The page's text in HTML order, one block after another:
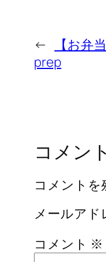
←
【お弁
prep
コメント
コメントを
メールアド
コメント ※